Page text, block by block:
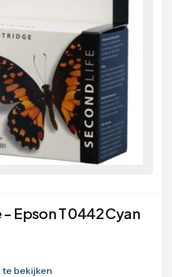
Epson T 0442 Cyan
te bekijken